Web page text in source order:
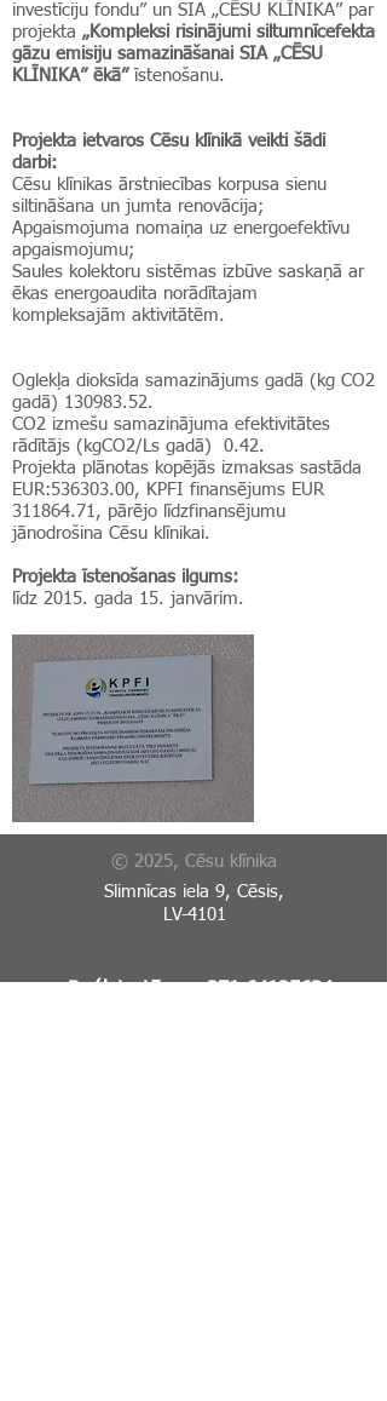
investīciju fondu” un SIA „CĒSU KLĪNIKA” par
projekta „Kompleksi risinājumi siltumnīcefekta
gāzu emisiju samazināšanai SIA „CĒSU
KLĪNIKA” ēkā”īstenošanu.
Projekta ietvaros Cēsu klīnikā veikti šādi
darbi:
Cēsu klīnikas ārstniecības korpusa sienu
siltināšana un jumta renovācija;
Apgaismojuma nomaiņa uz energoefektīvu
apgaismojumu;
Saules kolektoru sistēmas izbūve saskaņā ar
ēkas energoaudita norādītajam
kompleksajām aktivitātēm.
Oglekļa dioksīda samazinājums gadā (kg CO2
gadā) 130983.52.
CO2 izmešu samazinājuma efektivitātes
rādītājs (kgCO2/Ls gadā) 0.42.
Projekta plānotas kopējās izmaksas sastāda
EUR:536303.00, KPFI finansējums EUR
311864.71, pārējo līdzfinansējumu
jānodrošina Cēsu klīnikai.
Projekta īstenošanas ilgums:
līdz 2015. gada 15. janvārim.
© 2025, Cēsu klīnika
Slimnīcas iela 9, Cēsis,
LV-4101